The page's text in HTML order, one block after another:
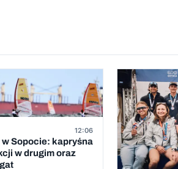
12:06
w Sopocie: kapryśna
w drugim oraz